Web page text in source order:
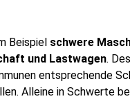
Beispiel schwere
und Lastwagen.
entsprechende
Alleine in Schwerte